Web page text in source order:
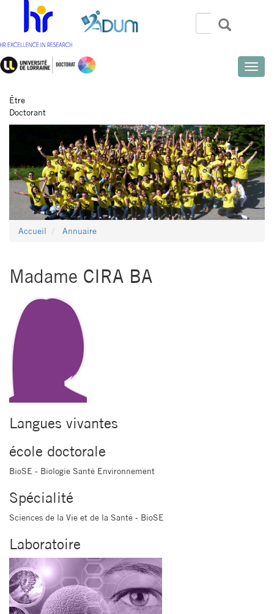
contenu
principal
Search
Rechercher
Toggle
Être
Doctorant
Accueil Annuaire
Madame CIRA BA
Langues vivantes
école doctorale
BioSE - Biologie Santé Environnement
Spécialité
Sciences de la Vie et de la Santé - BioSE
Laboratoire